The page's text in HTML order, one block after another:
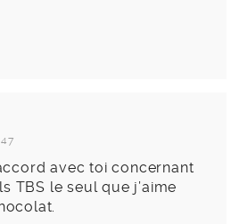
avec toi concernant
TBS le seul que j’aime